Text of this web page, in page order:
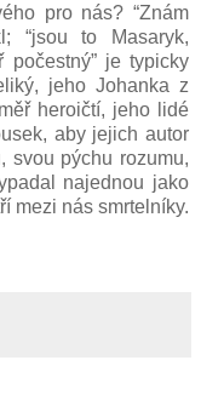
pro nás? “Znám
“jsou to Masaryk,
počestný” je typicky
jeho Johanka z
heroičtí, jeho lidé
aby jejich autor
svou pýchu rozumu,
najednou jako
mezi nás smrtelníky.